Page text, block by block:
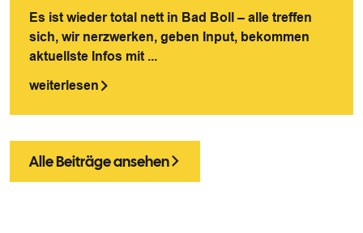
Es ist wieder total nett in Bad Boll – alle treffen
sich, wir nerzwerken, geben Input, bekommen
aktuellste Infos mit ...
weiterlesen
Alle Beiträge ansehen